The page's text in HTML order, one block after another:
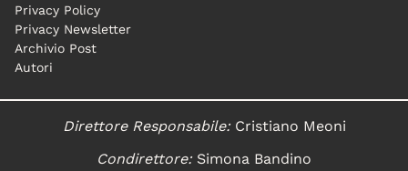
Privacy Policy
Privacy Newsletter
Archivio Post
Autori
Direttore Responsabile:Cristiano Meoni
Condirettore:Simona Bandino